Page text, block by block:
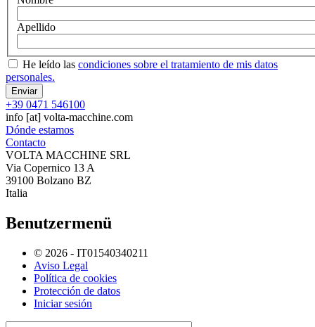
Apellido
He leído las condiciones sobre el tratamiento de mis datos
personales.
+39 0471 546100
info [at] volta-macchine.com
Dónde estamos
Contacto
VOLTA MACCHINE SRL
Via Copernico 13 A
39100 Bolzano BZ
Italia
Benutzermenü
© 2026 - IT01540340211
Aviso Legal
Política de cookies
Protección de datos
Iniciar sesión